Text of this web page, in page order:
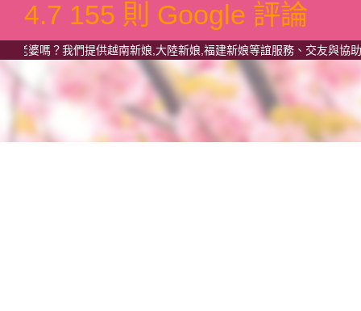
4.7 155 則 Google 評論
？我們提供越南新娘,大陸新娘,福建新娘等誼服務、交友與協助來